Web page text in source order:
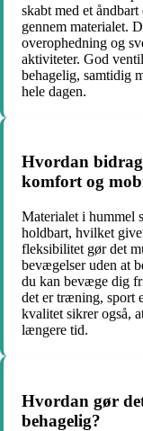
skabt med et
gennem materialet.
overophedning og
aktiviteter. God
behagelig, samtidig
hele dagen.
Hvordan
komfort og
Materialet i hummel
holdbart, hvilket
fleksibilitet gør det
bevægelser uden at
du kan bevæge dig
det er træning, sport
kvalitet sikrer også,
længere tid.
Hvordan gør
behagelig?